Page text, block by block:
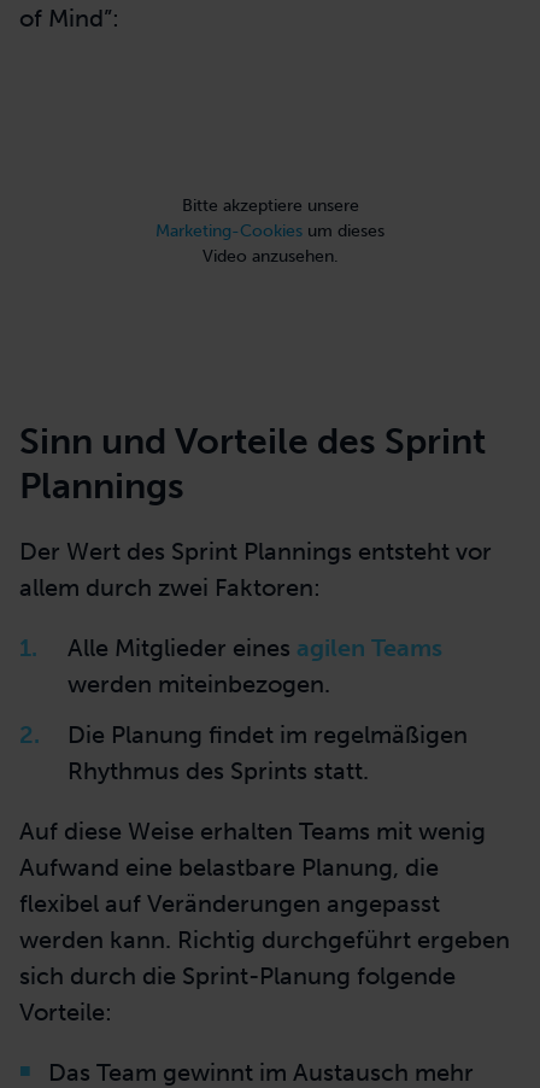
of Mind”:
Bitte akzeptiere unsere
Marketing-Cookies um dieses
Video anzusehen.
Sinn und Vorteile des Sprint
Plannings
Der Wert des Sprint Plannings entsteht vor
allem durch zwei Faktoren:
Alle Mitglieder eines agilen Teams
werden miteinbezogen.
Die Planung findet im regelmäßigen
Rhythmus des Sprints statt.
Auf diese Weise erhalten Teams mit wenig
Aufwand eine belastbare Planung, die
flexibel auf Veränderungen angepasst
werden kann. Richtig durchgeführt ergeben
sich durch die Sprint-Planung folgende
Vorteile:
Das Team gewinnt im Austausch mehr